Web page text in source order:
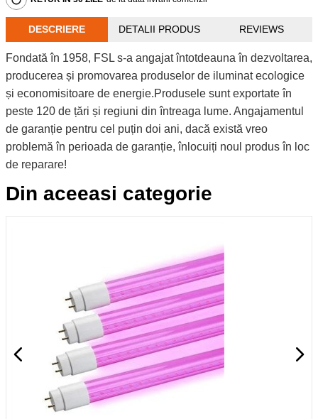
DESCRIERE DETALII PRODUS REVIEWS
Fondată în 1958, FSL s-a angajat întotdeauna în dezvoltarea,
producerea și promovarea produselor de iluminat ecologice
și economisitoare de energie.Produsele sunt exportate în
peste 120 de țări și regiuni din întreaga lume. Angajamentul
de garanție pentru cel puțin doi ani, dacă există vreo
problemă în perioada de garanție, înlocuiți noul produs în loc
de reparare!
Din aceeasi categorie